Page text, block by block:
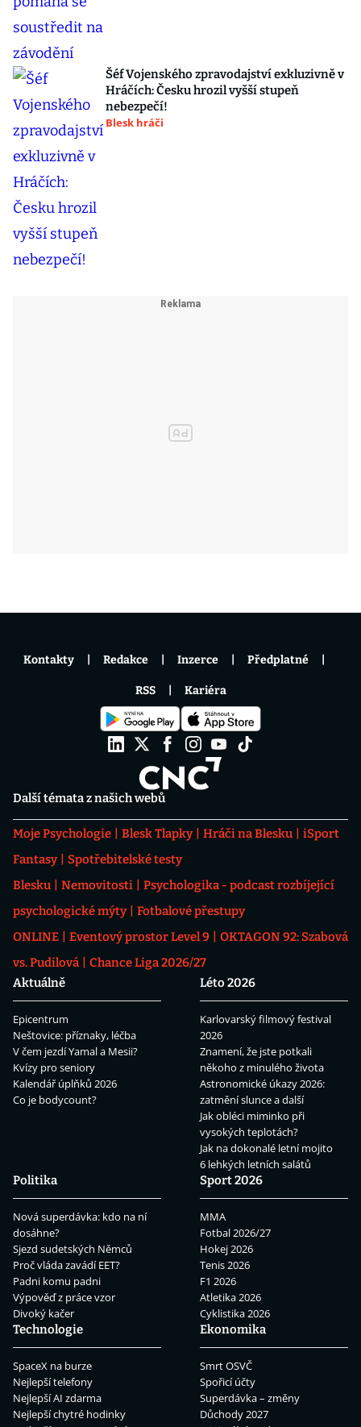
Šéf Vojenského zpravodajství exkluzivně v
Hráčích: Česku hrozil vyšší stupeň
nebezpečí!
Blesk hráči
Další témata z našich webů
Moje Psychologie Blesk Tlapky Hráči na Blesku
iSport
Fantasy
Spotřebitelské testy
Blesku
Nemovitosti
Psychologika - podcast rozbíjející
psychologické mýty
Fotbalové přestupy
ONLINE
Eventový prostor Level 9
OKTAGON 92: Szabová
vs. Pudilová
Chance Liga 2026/27
Aktuálně
Epicentrum
Neštovice: příznaky, léčba
V čem jezdí Yamal a Mesii?
Kvízy pro seniory
Kalendář úplňků 2026
Co je bodycount?
Léto 2026
Karlovarský filmový festival
2026
Znamení, že jste potkali
někoho z minulého života
Astronomické úkazy 2026:
zatmění slunce a další
Jak obléci miminko při
vysokých teplotách?
Jak na dokonalé letní mojito
6 lehkých letních salátů
Politika
Nová superdávka: kdo na ní
dosáhne?
Sjezd sudetských Němců
Proč vláda zavádí EET?
Padni komu padni
Výpověď z práce vzor
Divoký kačer
Sport 2026
MMA
Fotbal 2026/27
Hokej 2026
Tenis 2026
F1 2026
Atletika 2026
Cyklistika 2026
Technologie
SpaceX na burze
Nejlepší telefony
Nejlepší AI zdarma
Nejlepší chytré hodinky
Ekonomika
Smrt OSVČ
Spořicí účty
Superdávka – změny
Důchody 2027
Kontakty Redakce Inzerce Předplatné
RSS Kariéra